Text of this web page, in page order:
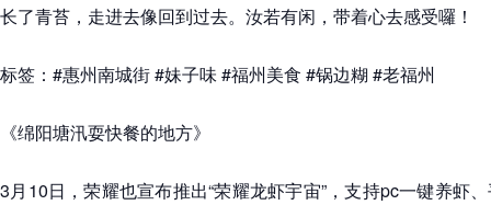
长了青苔，走进去像回到过去。汝若有闲，带着心去感受囉！
标签：#惠州南城街 #妹子味 #福州美食 #锅边糊 #老福州
《绵阳塘汛耍快餐的地方》
3月10日，荣耀也宣布推出“荣耀龙虾宇宙”，支持pc一键养虾